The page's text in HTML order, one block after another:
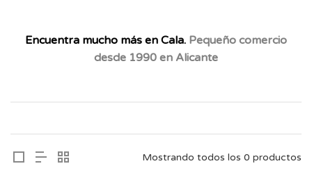
Encuentra mucho más en Cala. Pequeño comercio
desde 1990 en Alicante
Mostrando todos los 0 productos